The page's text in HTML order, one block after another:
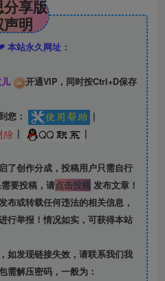
享版
声明
站永久网址：
儿
开通VIP，同时按Ctrl+D保存
您：
|
| |
了创作分成，投稿用户只需自行
要投稿，请点击投稿发布文章！
布或转载任何违法的相关信息，
行举报！情况如实，可获得本站
如发现链接失效，请联系我们我
需解压密码，一般为：